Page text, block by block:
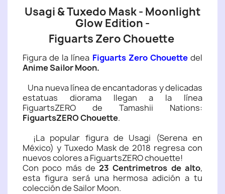
Usagi & Tuxedo Mask - Moonlight
Glow Edition -
Figuarts Zero Chouette
Figura de la línea Figuarts Zero Chouettedel
Anime Sailor Moon.
Una nueva línea de encantadoras y delicadas
estatuas diorama llegan a la línea
FiguartsZERO de Tamashii Nations:
FiguartsZERO Chouette.
¡La popular figura de Usagi (Serena en
México) y Tuxedo Mask de 2018 regresa con
nuevos colores a FiguartsZERO chouette!
Con poco más de23 Centrimetros de alto,
esta figura será una hermosa adición a tu
colección de Sailor Moon.